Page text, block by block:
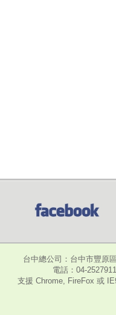
台中總公司：台中市豐原
電話：04-
支援 Chrome, FireFox 或